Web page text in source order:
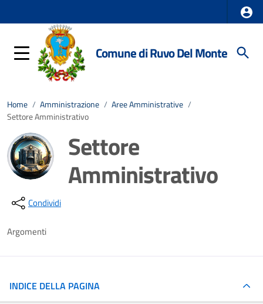
Comune di Ruvo Del Monte
Home / Amministrazione / Aree Amministrative /
Settore Amministrativo
Settore
Amministrativo
Condividi
Argomenti
INDICE DELLA PAGINA